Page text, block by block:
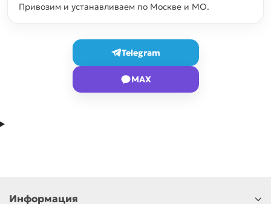
Привозим и устанавливаем по Москве и МО.
Telegram
MAX
Информация